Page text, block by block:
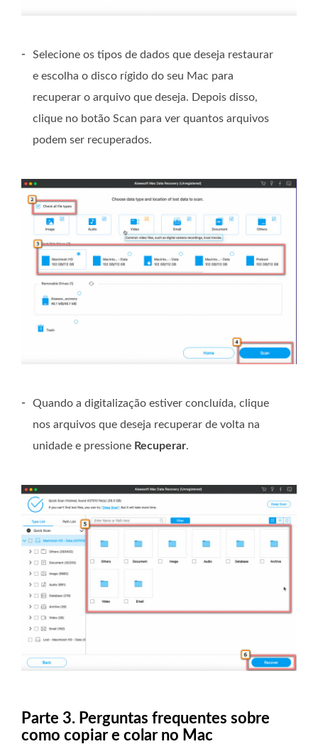
-
Selecione os tipos de dados que deseja restaurar
e escolha o disco rígido do seu Mac para
recuperar o arquivo que deseja. Depois disso,
clique no botão Scan para ver quantos arquivos
podem ser recuperados.
-
Quando a digitalização estiver concluída, clique
nos arquivos que deseja recuperar de volta na
unidade e pressione Recuperar.
Parte 3. Perguntas frequentes sobre
como copiar e colar no Mac